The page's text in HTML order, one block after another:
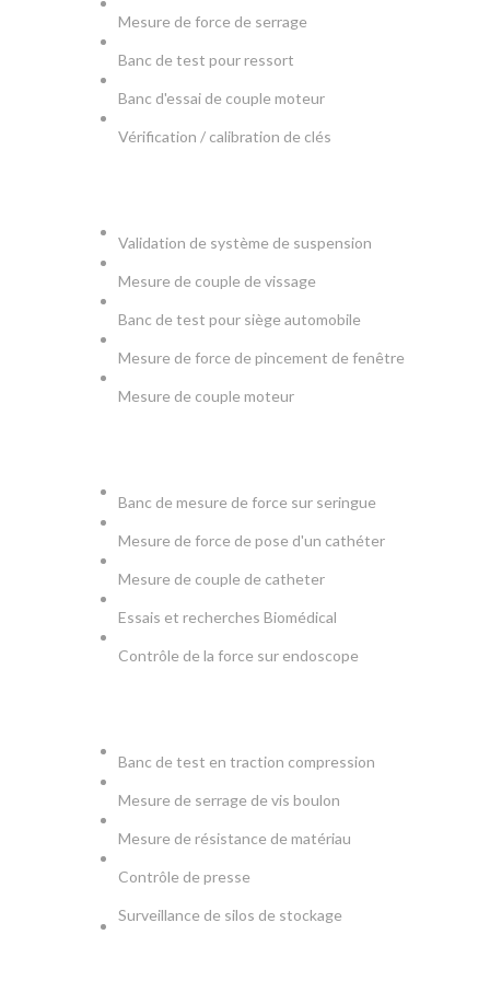
Mesure de force de serrage
Banc de test pour ressort
Banc d'essai de couple moteur
Vérification / calibration de clés
Validation de système de suspension
Mesure de couple de vissage
Banc de test pour siège automobile
Mesure de force de pincement de fenêtre
Mesure de couple moteur
Banc de mesure de force sur seringue
Mesure de force de pose d'un cathéter
Mesure de couple de catheter
Essais et recherches Biomédical
Contrôle de la force sur endoscope
Banc de test en traction compression
Mesure de serrage de vis boulon
Mesure de résistance de matériau
Contrôle de presse
Surveillance de silos de stockage